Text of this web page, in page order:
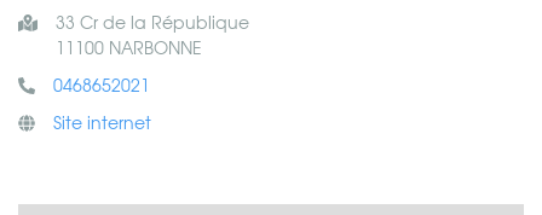
33 Cr de la République
11100 NARBONNE
0468652021
Site internet